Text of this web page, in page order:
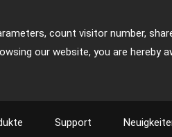
count visitor number,
our website, you are hereby
Support